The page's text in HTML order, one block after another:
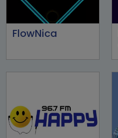
FlowNica